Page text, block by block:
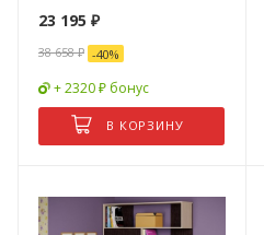
23 195 ₽
38 658₽ -40%
+ 2320 ₽ бонус
В КОРЗИНУ